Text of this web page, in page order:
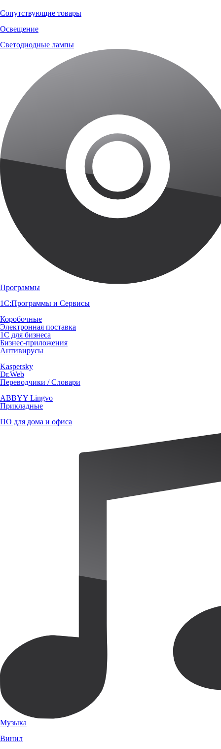
Сопутствующие товары
Освещение
Светодиодные лампы
Программы
1С:Программы и Сервисы
Коробочные
Электронная поставка
1С для бизнеса
Бизнес-приложения
Антивирусы
Kaspersky
Dr.Web
Переводчики / Словари
ABBYY Lingvo
Прикладные
ПО для дома и офиса
Музыка
Винил